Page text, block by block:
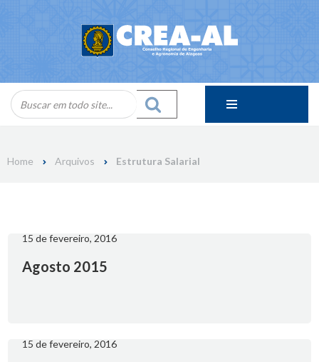
Home Arquivos Estrutura Salarial
15 de fevereiro, 2016
Agosto 2015
15 de fevereiro, 2016